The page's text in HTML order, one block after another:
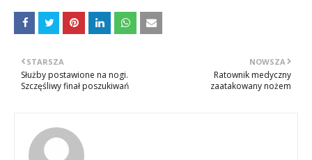
NOWSZA
Ratownik medyczny
zaatakowany nożem
STARSZA
Służby postawione na nogi.
Szczęśliwy finał poszukiwań